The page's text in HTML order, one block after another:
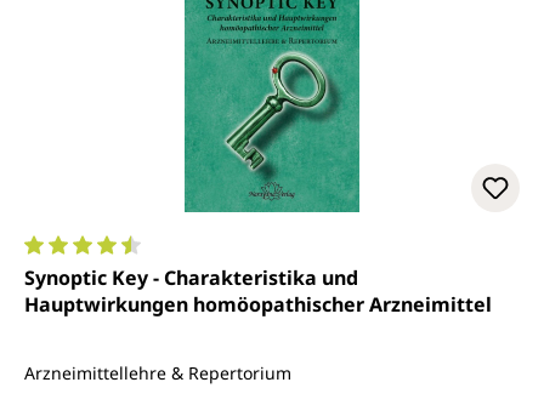
Durchschnittliche Bewertung von 4.6 von 5 Sternen
Synoptic Key - Charakteristika und
Hauptwirkungen homöopathischer Arzneimittel
Arzneimittellehre & Repertorium